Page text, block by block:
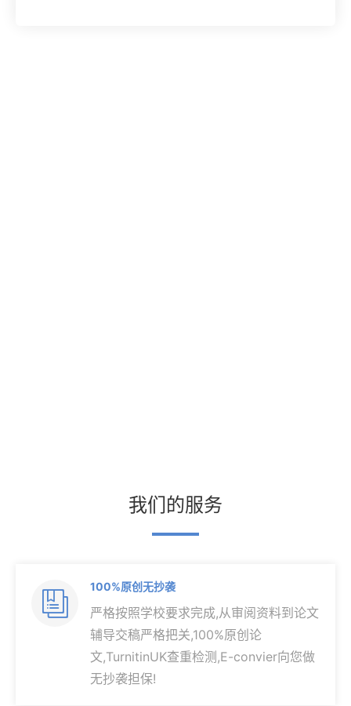
我们的服务

100%原创无抄袭
严格按照学校要求完成,从审阅资料到论文
辅导交稿严格把关,100%原创论
文,TurnitinUK查重检测,E-convier向您做
无抄袭担保!